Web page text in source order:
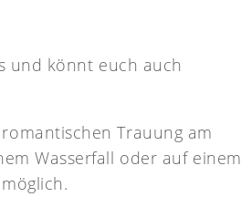
und könnt euch auch
Trauung am
Wasserfall oder auf einem